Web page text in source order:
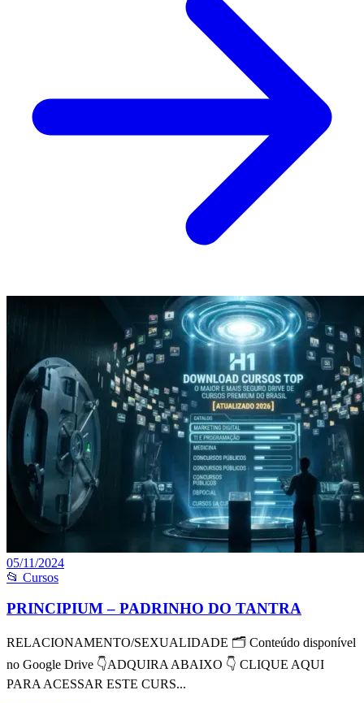
05/11/2024
📂 Cursos
PRINCIPIUM – PADRINHO DO TANTRA
RELACIONAMENTO/SEXUALIDADE 🗂 Conteúdo disponível
no Google Drive 👇ADQUIRA ABAIXO 👇 CLIQUE AQUI
PARA ACESSAR ESTE CURS...